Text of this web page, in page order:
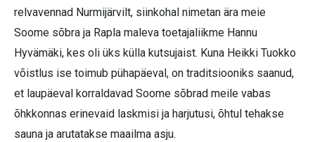
relvavennad Nurmijärvilt, siinkohal nimetan ära meie
Soome sõbra ja Rapla maleva toetajaliikme Hannu
Hyvämäki, kes oli üks külla kutsujaist. Kuna Heikki Tuokko
võistlus ise toimub pühapäeval, on traditsiooniks saanud,
et laupäeval korraldavad Soome sõbrad meile vabas
õhkkonnas erinevaid laskmisi ja harjutusi, õhtul tehakse
sauna ja arutatakse maailma asju.